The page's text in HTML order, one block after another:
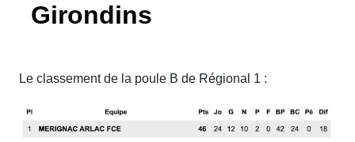
Girondins
Le classement de la poule B de Régional 1 :